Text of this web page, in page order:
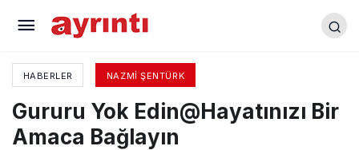
HABERLER NAZMI ŞENTÜRK
Gururu Yok Edin@Hayatınızı Bir
Amaca Bağlayın
Bu Çirkef Tezgâhı Bozun